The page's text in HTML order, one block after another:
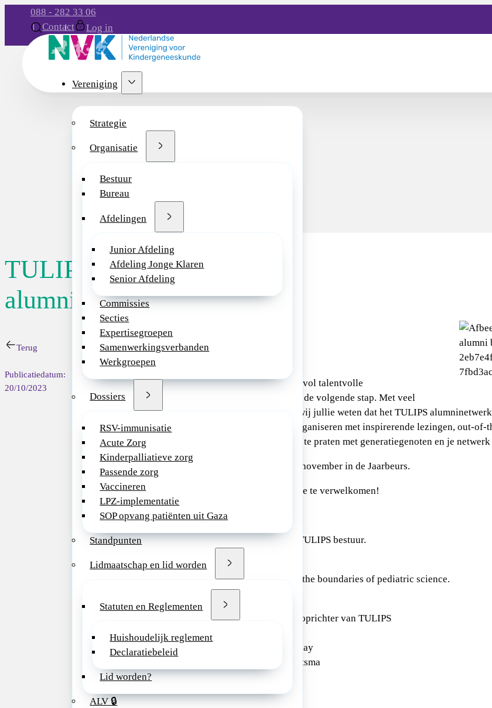
088 - 282 33 06
Contact
Log in
Vereniging
Strategie
Organisatie
Bestuur
Bureau
Afdelingen
Junior Afdeling
Afdeling Jonge Klaren
Senior Afdeling
Commissies
Secties
Expertisegroepen
Samenwerkingsverbanden
Werkgroepen
Dossiers
RSV-immunisatie
Acute Zorg
Kinderpalliatieve zorg
Passende zorg
Vaccineren
LPZ-implementatie
SOP opvang patiënten uit Gaza
Standpunten
Lidmaatschap en lid worden
Statuten en Reglementen
Huishoudelijk reglement
Declaratiebeleid
Lid worden?
ALV 🔒
TULIPS
alumnibijeenkomst
Terug
Publicatiedatum:
20/10/2023
Na 15 jaar TULIPS curricula vol talentvolle
onderzoekers is het tijd voor de volgende stap. Met veel
trots en enthousiasme laten wij jullie weten dat het TULIPS
per jaar zullen we een dag organiseren met inspirerende lezingen, out-of-
natuurlijk veel ruimte om bij te praten met generatiegenoten en je
De kick-off is op zaterdag 4 november in de Jaarbeurs.
Wij kijken ernaar uit om jullie te verwelkomen!
Hartelijke groet,
Irene Klaassen, namens het TULIPS bestuur.
Thema
Limitless Horizons: Pushing the boundaries of pediatric science.
Programma
– Louis Bont, hoogleraar en oprichter van TULIPS
– Intervisies
– Workshop LEGO serieus play
– Expeditiearts Feico Halbertsma
Jaarbeurs Utrecht